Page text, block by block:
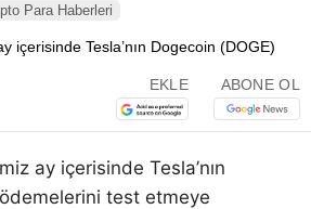
Para Haberleri
EKLE ABONE OL
ay içerisinde Tesla’nın
test etmeye